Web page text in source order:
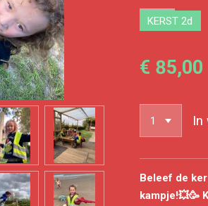
KERST 2d
€ 85,00
In
Beleef de
kampje!💥🥳